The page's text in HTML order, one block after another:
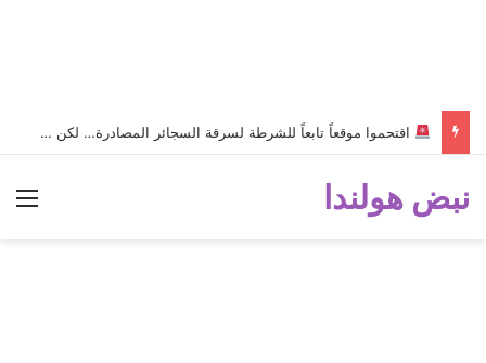
اقتحموا موقعاً تابعاً للشرطة لسرقة السجائر المصادرة… لكن خطأ صغير أثناء الهروب أسقط الخطة وكشفهم!
نبض هولندا